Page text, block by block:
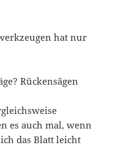
hat nur
Rückensägen
es auch mal, wenn
das Blatt leicht